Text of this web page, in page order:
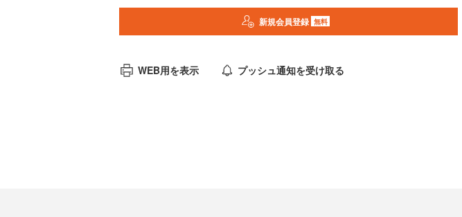
新規会員登録 無料
WEB用を表示 プッシュ通知を受け取る